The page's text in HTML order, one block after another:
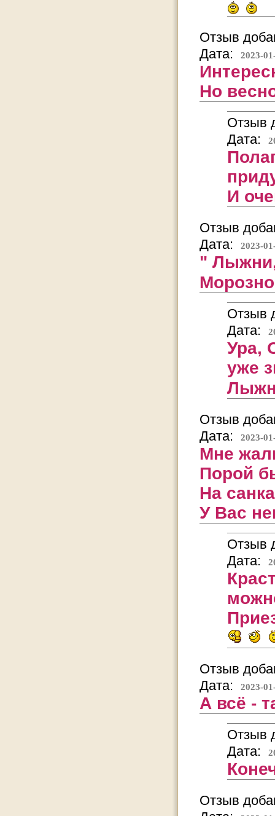
Отзыв
Дата:
2023-
Но
Отзыв
Дата:
И
Отзыв
Дата:
2023-
" Лыжни,
Отзыв
Дата:
Ура,
уже
Отзыв
Дата:
2023-
Мне
Порой
На
У Вас
Отзыв
Дата:
Отзыв
Дата:
2023-
А всё -
Отзыв
Дата:
Отзыв